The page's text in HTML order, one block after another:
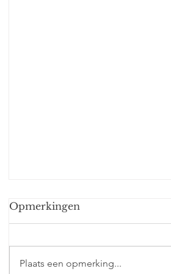
Opmerkingen
Plaats een opmerking...